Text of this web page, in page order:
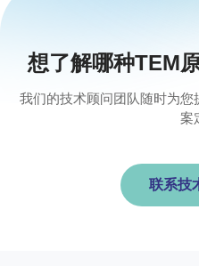
想了解哪种TEM
我们的技术顾问团队随时为
案
联系技